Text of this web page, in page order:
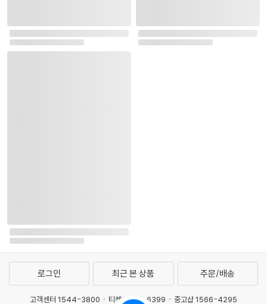
PC버전
회사소개
거래처관계자께
도서홍보
광고
PYEVENTWEB5